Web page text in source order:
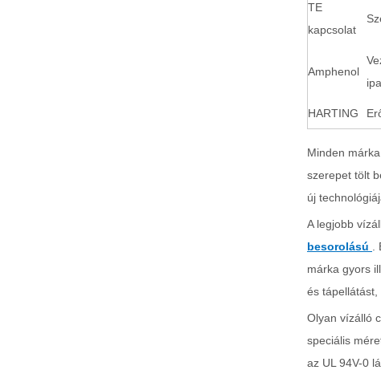
TE
kapcsolat
Amphenol
HARTING
Minden
szerepet tölt
új
A legjobb
besorolású
márka gyors
és tápellátást,
Olyan vízálló
speciális
az UL 94V-0